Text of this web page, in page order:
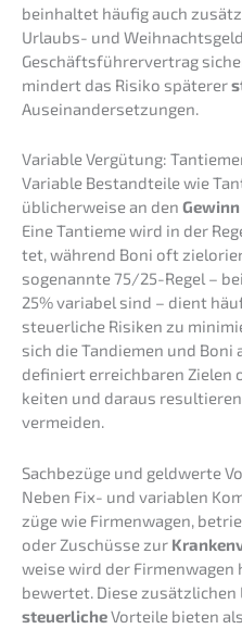
beinhal­tet häufig auch
Urlaubs- und
Geschäfts­füh­rer­ver­trag
mindert das Risiko späte­rer
Auseinandersetzungen.
Varia­ble Vergü­tung:
Varia­ble Bestand­tei­le wie
üblicher­wei­se an den Gewinn
Eine Tantie­me wird in der
tet, während Boni oft
sogenann­te 75/25-Regel –
25% varia­bel sind – dient
steuer­li­che Risiken zu
sich die Tandie­men und
definiert erreich­ba­ren
kei­ten und daraus
vermeiden.
Sachbe­zü­ge und geldwer­te
Neben Fix- und varia­blen
zü­ge wie Firmen­wa­gen,
oder Zuschüs­se zur
wei­se wird der Firmen­wa­gen
bewer­tet. Diese
steuer­li­cheVortei­le bieten